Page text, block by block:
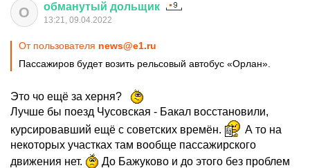
О обманутый дольщик
13:21, 09.04.2022
От пользователя news@e1.ru
Пассажиров будет возить рельсовый автобус «Орлан».
Это чо ещё за херня?
Лучше бы поезд Чусовская - Бакал восстановили,
курсировавший ещё с советских времён.
А то на
некоторых участках там вообще пассажирского
движения нет.
До Бажуково и до этого без проблем